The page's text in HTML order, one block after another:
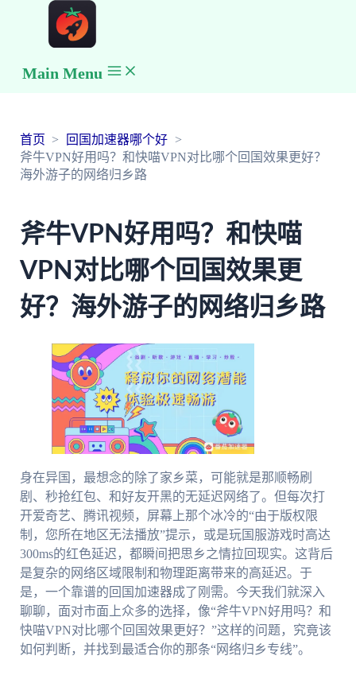
Main Menu
首页
回国加速器哪个好
斧牛VPN好用吗？和快喵VPN对比哪个回国效果更好？
海外游子的网络归乡路
斧牛VPN好用吗？和快喵
VPN对比哪个回国效果更
好？海外游子的网络归乡路
身在异国，最想念的除了家乡菜，可能就是那顺畅刷
剧、秒抢红包、和好友开黑的无延迟网络了。但每次打
开爱奇艺、腾讯视频，屏幕上那个冰冷的“由于版权限
制，您所在地区无法播放”提示，或是玩国服游戏时高达
300ms的红色延迟，都瞬间把思乡之情拉回现实。这背后
是复杂的网络区域限制和物理距离带来的高延迟。于
是，一个靠谱的回国加速器成了刚需。今天我们就深入
聊聊，面对市面上众多的选择，像“斧牛VPN好用吗？和
快喵VPN对比哪个回国效果更好？”这样的问题，究竟该
如何判断，并找到最适合你的那条“网络归乡专线”。